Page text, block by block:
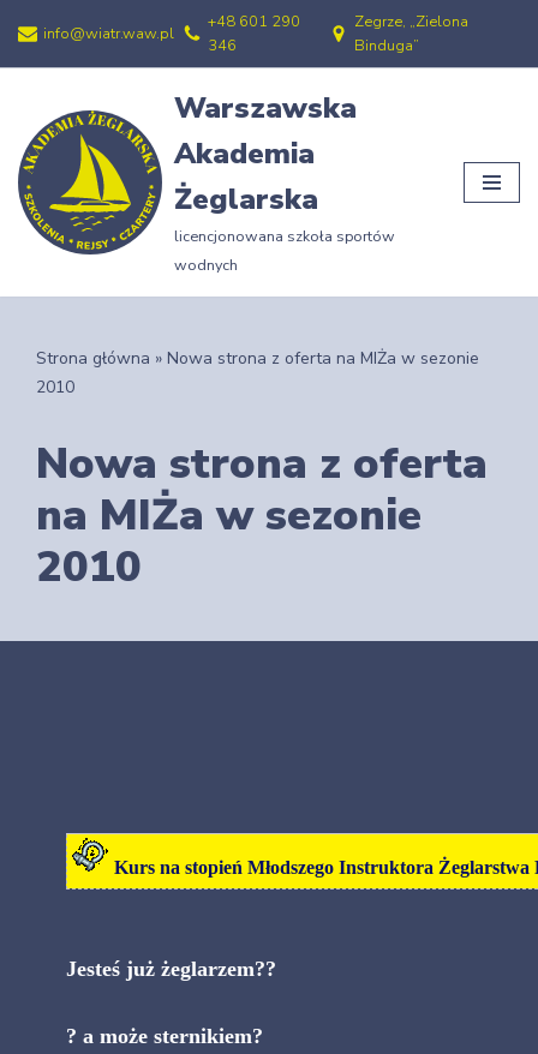
Przejdź
treści
info@wiatr.waw.pl
+48 601 290
346
Zegrze, „Zielona
Binduga”
Warszawska
Akademia
Żeglarska
licencjonowana szkoła sportów
wodnych
Strona główna » Nowa strona z oferta na MIŻa w sezonie
2010
Nowa strona z oferta
na MIŻa w sezonie
2010
Kurs na stopień Młodszego Instruktora Żeglarstwa
Jesteś już żeglarzem??
? a może sternikiem?